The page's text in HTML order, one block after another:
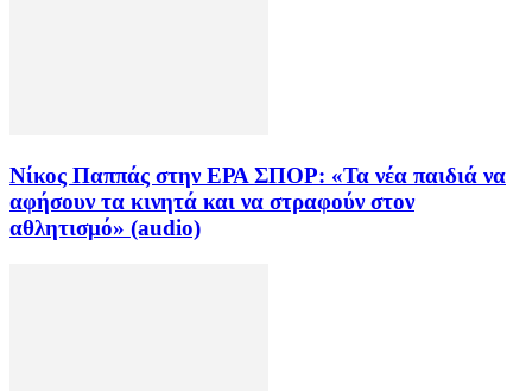
Νίκος Παππάς στην ΕΡΑ ΣΠΟΡ: «Τα νέα παιδιά να
αφήσουν τα κινητά και να στραφούν στον
αθλητισμό» (audio)